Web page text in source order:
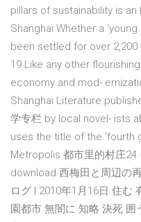
pillars of sustainability is
Shanghai Whether a
been settled for over 2,200
19 Like any other
economy and mod-
Shanghai Literature
学专栏 by local novel- ists
uses the title of the 'fourth
Metropolis 都市里的村庄
download 西梅田と周辺の
ログ | 2010年1月16日 住む
園都市 無闇に 知略 決死